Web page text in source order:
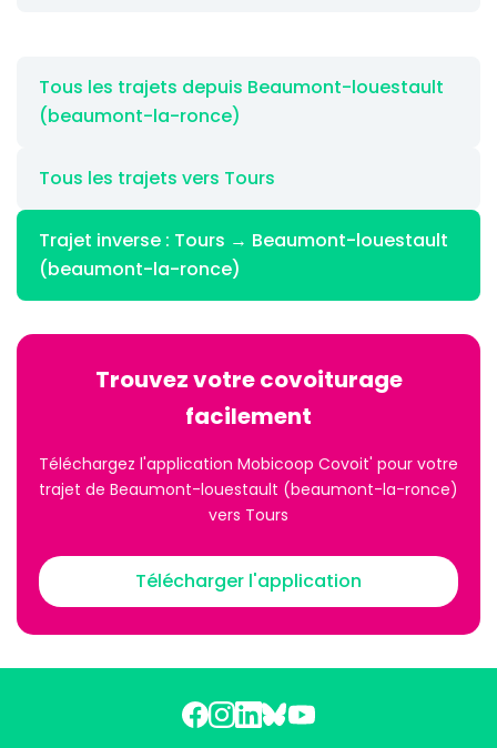
Tous les trajets depuis Beaumont-louestault
(beaumont-la-ronce)
Tous les trajets vers Tours
Trajet inverse : Tours → Beaumont-louestault
(beaumont-la-ronce)
Trouvez votre covoiturage
facilement
Téléchargez l'application Mobicoop Covoit' pour votre
trajet de Beaumont-louestault (beaumont-la-ronce)
vers Tours
Télécharger l'application